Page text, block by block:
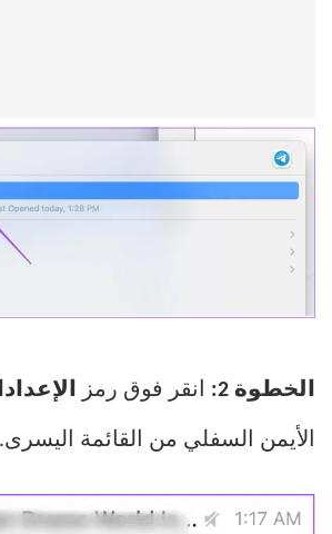
الخطوة 2: انقر فوق رمز
الأيمن السفلي من القائمة اليسرى.